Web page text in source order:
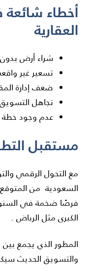
أخطاء
العقارية
شراء أرض
تسعير غير
ضعف إدارة
تجاهل التسويق
عدم وجود خطة
مستقبل
مع التحول الرقمي
السعودية من
فرصًا ضخمة في
الكبرى مثل الرباض .
المطور الذي يجمع بين
والتسويق الحديث